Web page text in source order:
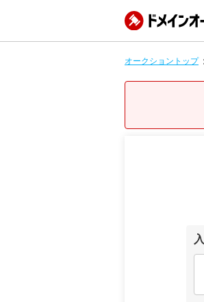
オークショントップ